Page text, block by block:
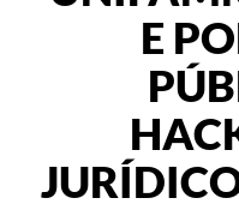
E